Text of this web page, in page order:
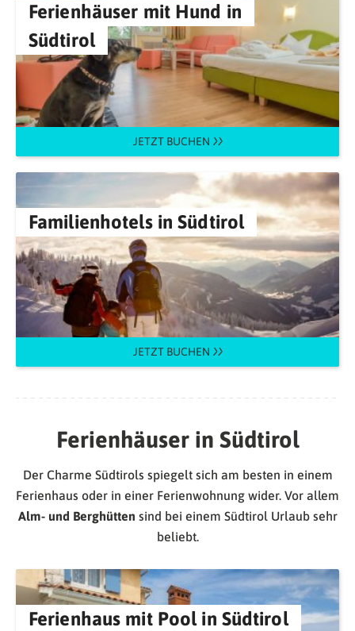
Ferienhäuser mit Hund in
Südtirol
JETZT BUCHEN
Familienhotels in Südtirol
JETZT BUCHEN
Ferienhäuser in Südtirol
Der Charme Südtirols spiegelt sich am besten in einem
Ferienhaus oder in einer Ferienwohnung wider. Vor allem
Alm- und Berghütten sind bei einem Südtirol Urlaub sehr
beliebt.
Ferienhaus mit Pool in Südtirol